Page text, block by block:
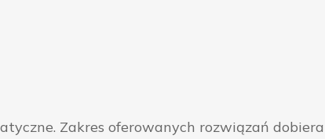
Zakres oferowanych rozwiązań